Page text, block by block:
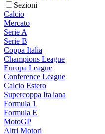
Sezioni
Calcio
Mercato
Serie A
Serie B
Coppa Italia
Champions League
Europa League
Conference League
Calcio Estero
Supercoppa Italiana
Formula 1
Formula E
MotoGP
Altri Motori